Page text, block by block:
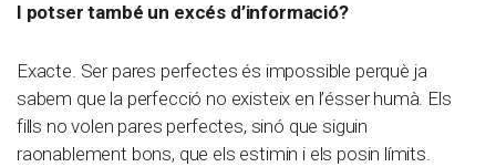
I potser també un excés d’informació?
Exacte. Ser pares perfectes és impossible perquè ja
sabem que la perfecció no existeix en l’ésser humà. Els
fills no volen pares perfectes, sinó que siguin
raonablement bons, que els estimin i els posin límits.